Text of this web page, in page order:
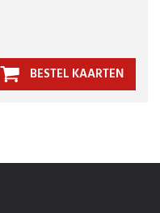
BESTEL KAARTEN